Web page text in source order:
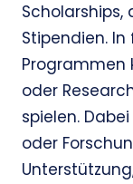
Scholarships,
Stipendien.
Programmen
oder
spielen.
oder